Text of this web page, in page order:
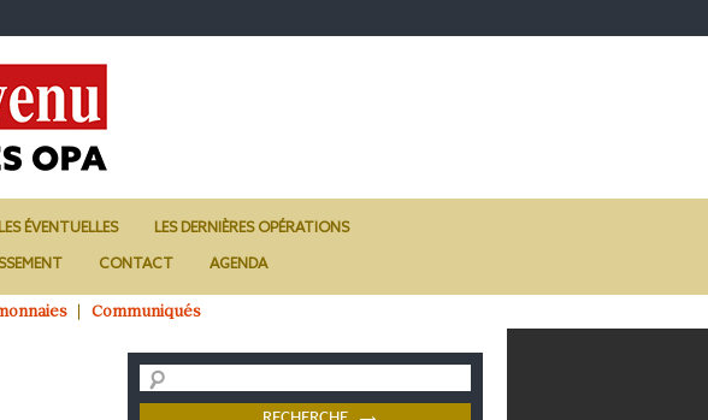
ÉVENTUELLES LES DERNIÈRES OPÉRATIONS
CONTACT AGENDA
Communiqués